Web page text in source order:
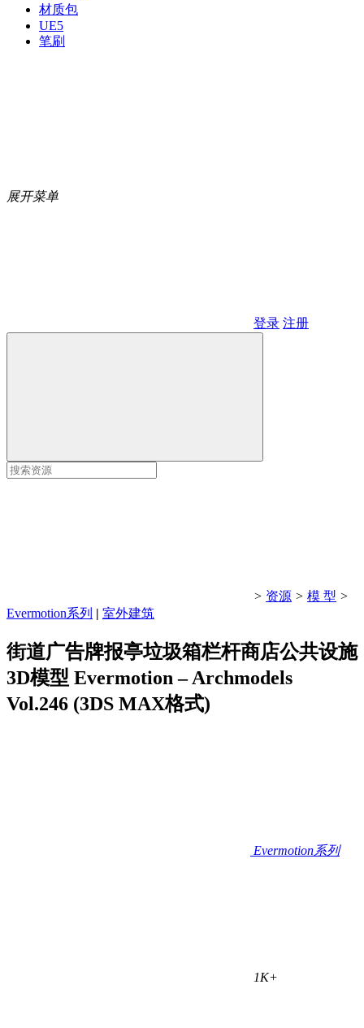
材质包
UE5
笔刷
展开菜单
登录 注册
> 资源 > 模 型 >
Evermotion系列 | 室外建筑
街道广告牌报亭垃圾箱栏杆商店公共设施
3D模型 Evermotion – Archmodels
Vol.246 (3DS MAX格式)
Evermotion系列
1K+